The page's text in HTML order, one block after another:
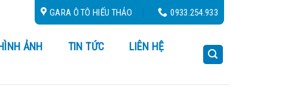
- Cứu Hộ 24/24GARA Ô TÔ HIẾU THẢO 0933.254.933
ẢNH TIN TỨC
LIÊN HỆ